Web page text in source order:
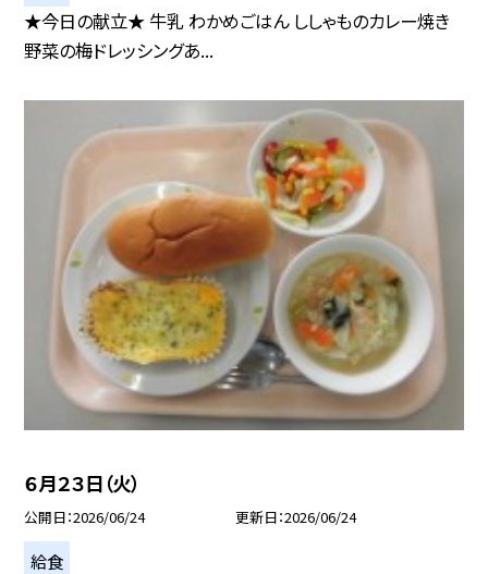
★今日の献立★ 牛乳 わかめごはん ししゃものカレー焼き
野菜の梅ドレッシングあ...
６月２３日（火）
公開日 2026/06/24 更新日 2026/06/24
給食